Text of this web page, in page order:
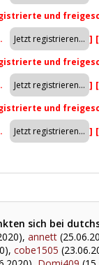
und
]
und
]
und
]
sich bei
annett
cobe1505